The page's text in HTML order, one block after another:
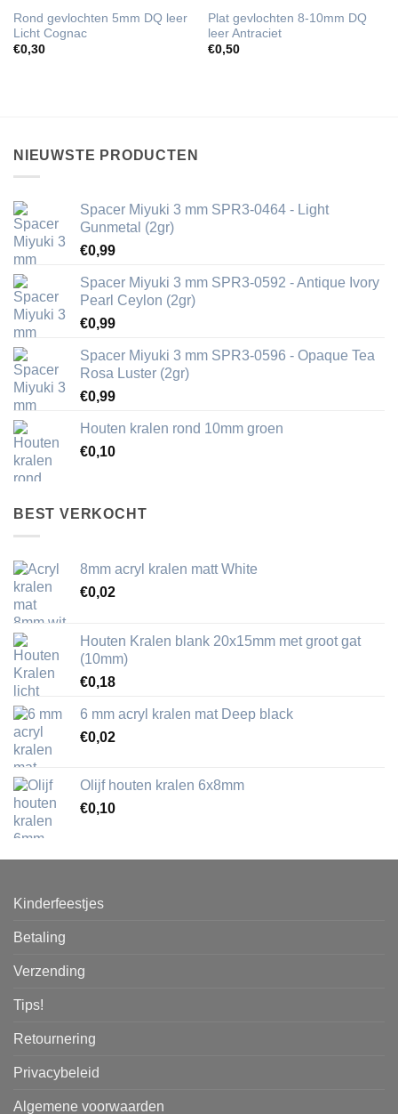
Rond gevlochten 5mm DQ leer
Licht Cognac
€0,30
Plat gevlochten 8-10mm DQ
leer Antraciet
€0,50
NIEUWSTE PRODUCTEN
Spacer Miyuki 3 mm SPR3-0464 - Light
Gunmetal (2gr)
€0,99
Spacer Miyuki 3 mm SPR3-0592 - Antique Ivory
Pearl Ceylon (2gr)
€0,99
Spacer Miyuki 3 mm SPR3-0596 - Opaque Tea
Rosa Luster (2gr)
€0,99
Houten kralen rond 10mm groen
€0,10
BEST VERKOCHT
8mm acryl kralen matt White
€0,02
Houten Kralen blank 20x15mm met groot gat
(10mm)
€0,18
6 mm acryl kralen mat Deep black
€0,02
Olijf houten kralen 6x8mm
€0,10
Kinderfeestjes
Betaling
Verzending
Tips!
Retournering
Privacybeleid
Algemene voorwaarden